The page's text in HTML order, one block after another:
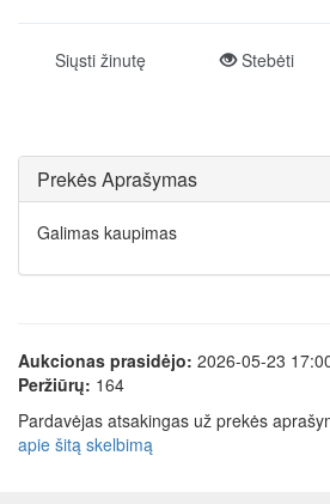
Siųsti žinutę Stebėti
Prekės Aprašymas
Galimas kaupimas
Aukcionas prasidėjo: 2026-05-23
Peržiūrų: 164
Pardavėjas atsakingas už prekės
apie šitą skelbimą